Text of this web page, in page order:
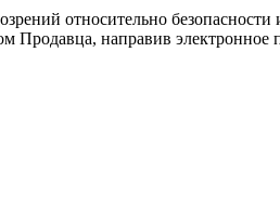
относительно
Продавца, направив